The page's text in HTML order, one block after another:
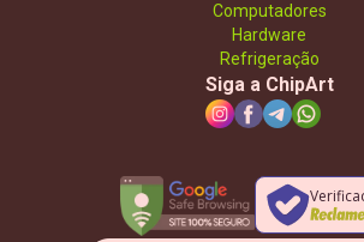
Computadores
Hardware
Refrigeração
Siga a ChipArt